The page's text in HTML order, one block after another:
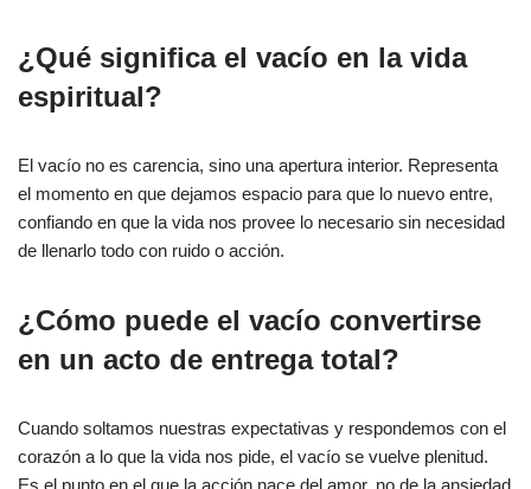
¿Qué significa el vacío en la vida
espiritual?
El vacío no es carencia, sino una apertura interior. Representa
el momento en que dejamos espacio para que lo nuevo entre,
confiando en que la vida nos provee lo necesario sin necesidad
de llenarlo todo con ruido o acción.
¿Cómo puede el vacío convertirse
en un acto de entrega total?
Cuando soltamos nuestras expectativas y respondemos con el
corazón a lo que la vida nos pide, el vacío se vuelve plenitud.
Es el punto en el que la acción nace del amor, no de la ansiedad